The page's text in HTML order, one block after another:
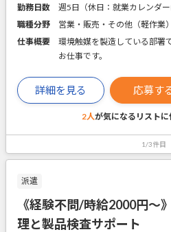
勤務日数
週5日（休日：就業カレンダー
職種分野
営業・販売・その他（軽作業）
仕事概要
環境触媒を製造している部署
お仕事です。
詳細を見る 応募す
2人が気になるリストに
1/3件目
派遣
《経験不問/時給2000円～
理と製品検査サポート